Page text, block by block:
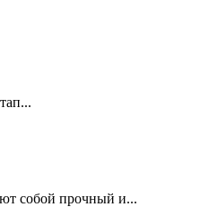
собой прочный и...